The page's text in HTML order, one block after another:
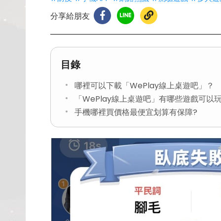
分享給朋友
目錄
哪裡可以下載「WePlay線上桌遊吧」？
「WePlay線上桌遊吧」有哪些遊戲可以
手機哪裡買價格最便宜划算有保障?